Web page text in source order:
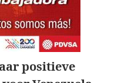
positieve